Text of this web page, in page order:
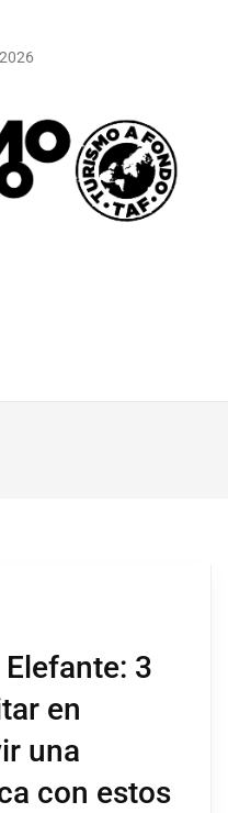
3
en
una
con estos